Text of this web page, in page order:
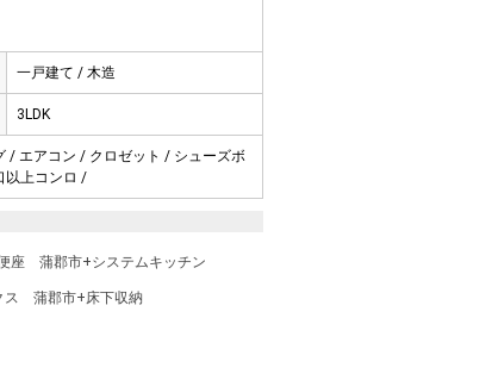
一戸建て / 木造
3LDK
/ エアコン / クロゼット / シューズボ
以上コンロ /
座 蒲郡市+システムキッチン
ス 蒲郡市+床下収納